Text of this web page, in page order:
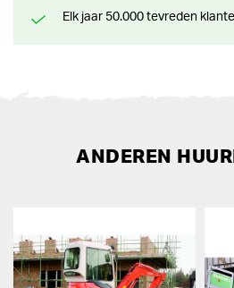
Elk jaar 50.000 tevreden
ANDEREN